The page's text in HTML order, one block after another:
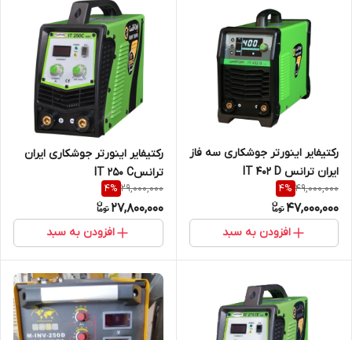
رکتیفایر اینورتر جوشکاری سه فاز
ایران ترانس IT 402 D
49,000,000
4%
47,000,000
افزودن به سبد
رکتیفایر اینورتر جوشکاری ایران
ترانسIT 250 C
29,000,000
4%
27,800,000
افزودن به سبد